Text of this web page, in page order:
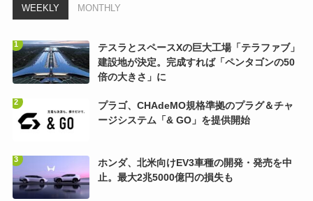
WEEKLY MONTHLY
テスラとスペースXの巨大工場「テラファブ」
建設地が決定。完成すれば「ペンタゴンの50
倍の大きさ」に
プラゴ、CHAdeMO規格準拠のプラグ＆チャ
ージシステム「& GO」を提供開始
ホンダ、北米向けEV3車種の開発・発売を中
止。最大2兆5000億円の損失も